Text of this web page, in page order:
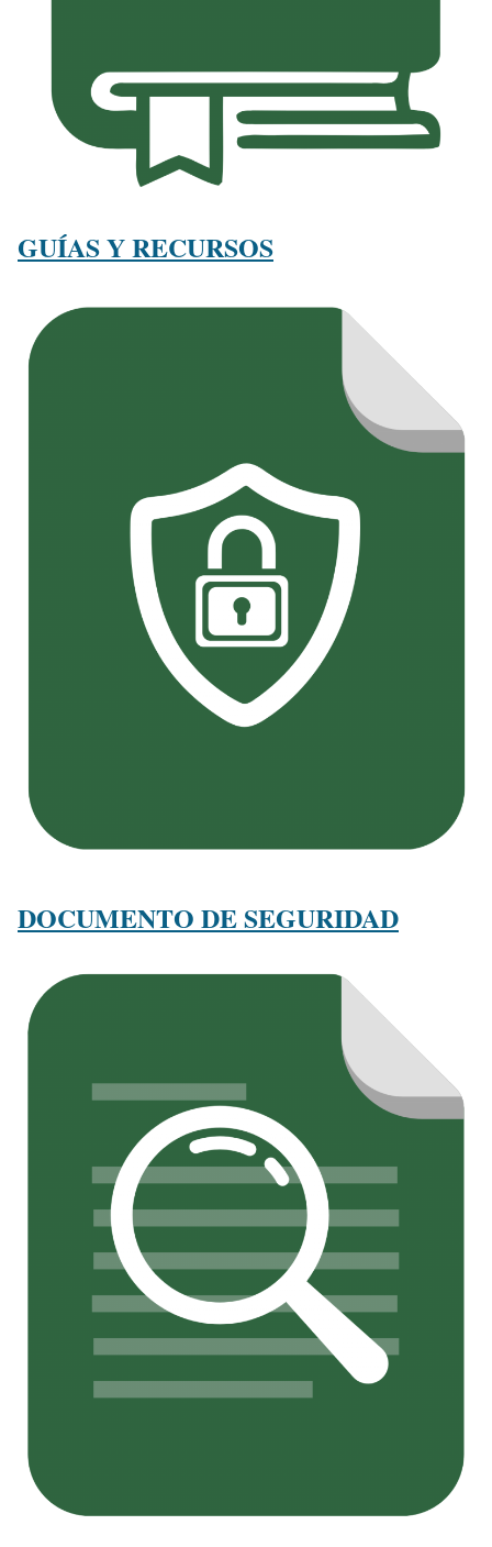
GUÍAS Y RECURSOS
DOCUMENTO DE SEGURIDAD